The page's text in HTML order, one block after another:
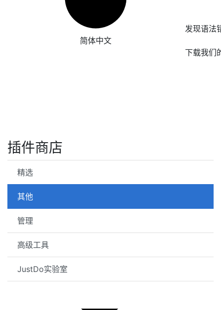
简体中文
发现语法
下载我们
插件商店
精选
其他
管理
高级工具
JustDo实验室